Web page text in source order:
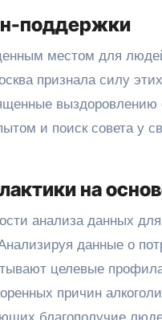
поддержки
местом для
признала силу
выздоровлению
и поиск совета у
на
анализа данных
данные о
целевые
причин